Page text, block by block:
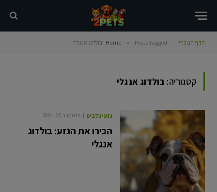
הדף הנוכחי: Home » Posts Tagged "בולדוג אנגלי"
קטגוריה: בולדוג אנגלי
גזעי כלבים ספטמבר 25, 2024
הכירו את הגזע: בולדוג
אנגלי